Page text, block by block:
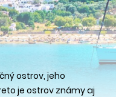
ostrov, jeho
je ostrov známy aj